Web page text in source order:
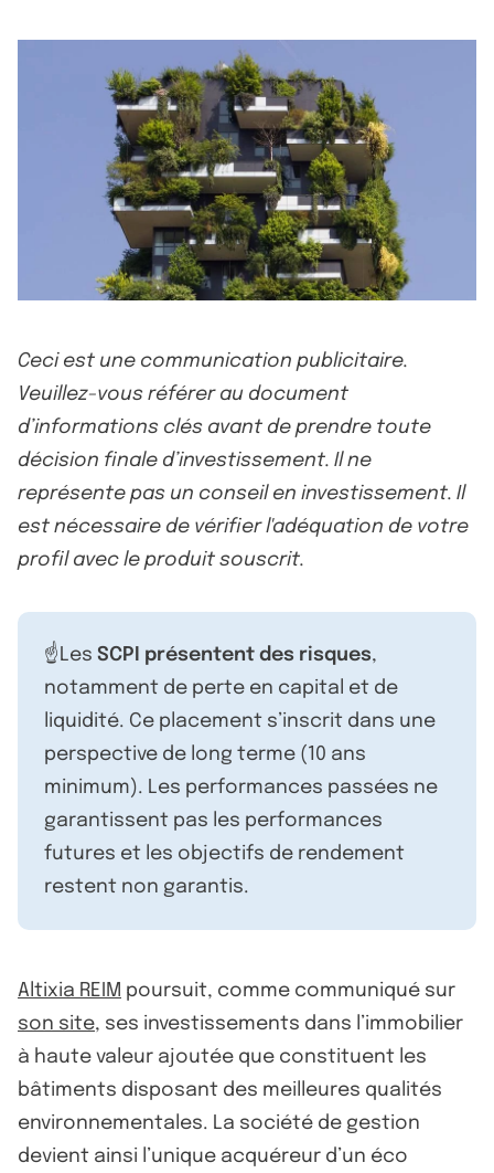
Ceci est une communication publicitaire.
Veuillez-vous référer au document
d’informations clés avant de prendre toute
décision finale d’investissement. Il ne
représente pas un conseil en investissement. Il
est nécessaire de vérifier l'adéquation de votre
profil avec le produit souscrit.
☝️Les SCPI présentent des risques,
notamment de perte en capital et de
liquidité. Ce placement s’inscrit dans une
perspective de long terme (10 ans
minimum). Les performances passées ne
garantissent pas les performances
futures et les objectifs de rendement
restent non garantis.
Altixia REIM poursuit, comme communiqué sur
son site, ses investissements dans l’immobilier
à haute valeur ajoutée que constituent les
bâtiments disposant des meilleures qualités
environnementales. La société de gestion
devient ainsi l’unique acquéreur d’un éco